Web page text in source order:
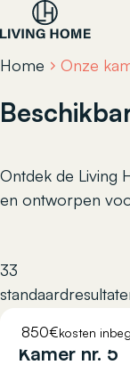
Home Onze
Ontdek de Living
en ontworpen
33
850€kosten
COURTOISIE 11
Kamer nr. 5